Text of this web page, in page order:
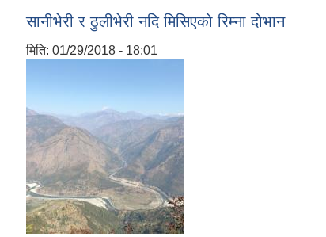
सानीभेरी र ठुलीभेरी नदि मिसिएको रिम्ना दोभान
मिति: 01/29/2018 - 18:01